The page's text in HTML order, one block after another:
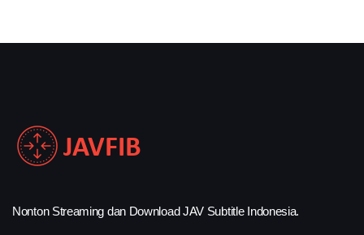
Nonton Streaming dan Download JAV Subtitle Indonesia.